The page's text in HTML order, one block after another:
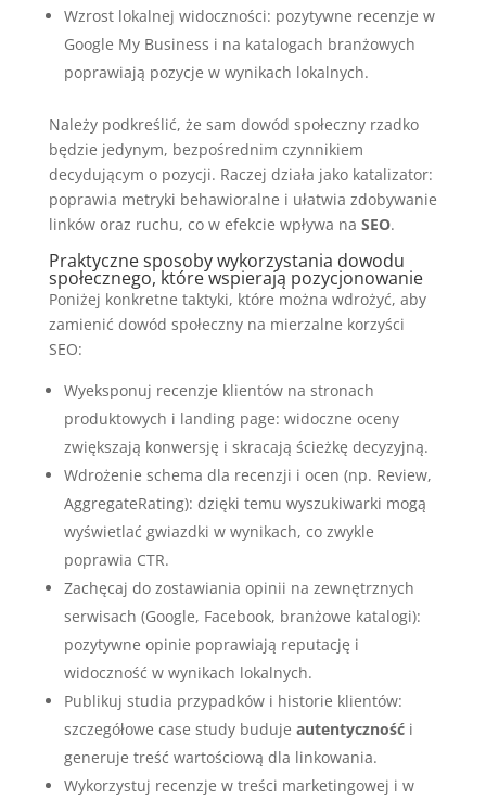
Wzrost lokalnej widoczności: pozytywne recenzje w
Google My Business i na katalogach branżowych
poprawiają pozycje w wynikach lokalnych.
Należy podkreślić, że sam dowód społeczny rzadko
będzie jedynym, bezpośrednim czynnikiem
decydującym o pozycji. Raczej działa jako katalizator:
poprawia metryki behawioralne i ułatwia zdobywanie
linków oraz ruchu, co w efekcie wpływa na SEO.
Praktyczne sposoby wykorzystania dowodu
społecznego, które wspierają pozycjonowanie
Poniżej konkretne taktyki, które można wdrożyć, aby
zamienić dowód społeczny na mierzalne korzyści
SEO:
Wyeksponuj recenzje klientów na stronach
produktowych i landing page: widoczne oceny
zwiększają konwersję i skracają ścieżkę decyzyjną.
Wdrożenie schema dla recenzji i ocen (np. Review,
AggregateRating): dzięki temu wyszukiwarki mogą
wyświetlać gwiazdki w wynikach, co zwykle
poprawia CTR.
Zachęcaj do zostawiania opinii na zewnętrznych
serwisach (Google, Facebook, branżowe katalogi):
pozytywne opinie poprawiają reputację i
widoczność w wynikach lokalnych.
Publikuj studia przypadków i historie klientów:
szczegółowe case study buduje autentycznośći
generuje treść wartościową dla linkowania.
Wykorzystuj recenzje w treści marketingowej i w